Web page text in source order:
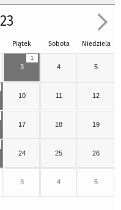
Piątek Sobota Niedziela
1
3 4 5
10 11 12
17 18 19
24 25 26
3 4 5